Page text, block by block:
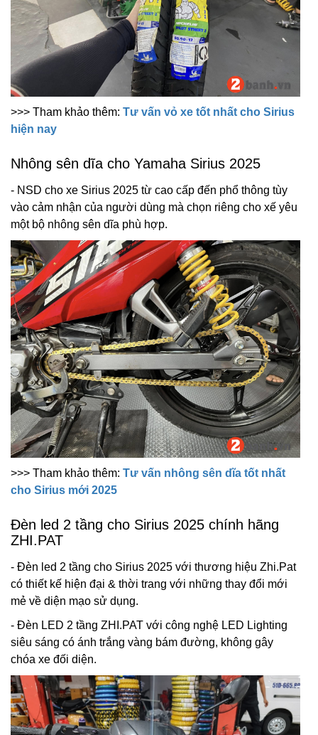
>>> Tham khảo thêm: Tư vấn vỏ xe tốt nhất cho Sirius
hiện nay
Nhông sên dĩa cho Yamaha Sirius 2025
- NSD cho xe Sirius 2025 từ cao cấp đến phổ thông tùy
vào cảm nhận của người dùng mà chọn riêng cho xế yêu
một bộ nhông sên dĩa phù hợp.
>>> Tham khảo thêm: Tư vấn nhông sên dĩa tốt nhất
cho Sirius mới 2025
Đèn led 2 tầng cho Sirius 2025 chính hãng
ZHI.PAT
- Đèn led 2 tầng cho Sirius 2025 với thương hiệu Zhi.Pat
có thiết kế hiện đại & thời trang với những thay đổi mới
mẻ về diện mạo sử dụng.
- Đèn LED 2 tầng ZHI.PAT với công nghệ LED Lighting
siêu sáng có ánh trắng vàng bám đường, không gây
chóa xe đối diện.